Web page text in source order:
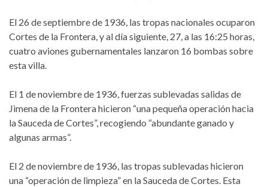
El 26 de septiembre de 1936, las tropas nacionales ocuparon
Cortes de la Frontera, y al día siguiente, 27, a las 16:25 horas,
cuatro aviones gubernamentales lanzaron 16 bombas sobre
esta villa.
El 1 de noviembre de 1936, fuerzas sublevadas salidas de
Jimena de la Frontera hicieron “una pequeña operación hacia
la Sauceda de Cortes”, recogiendo “abundante ganado y
algunas armas”.
El 2 de noviembre de 1936, las tropas sublevadas hicieron
una “operación de limpieza” en la Sauceda de Cortes. Esta